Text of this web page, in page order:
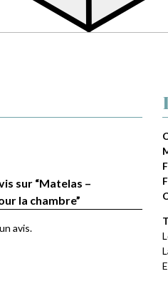
sur “Matelas –
la chambre”
avis.